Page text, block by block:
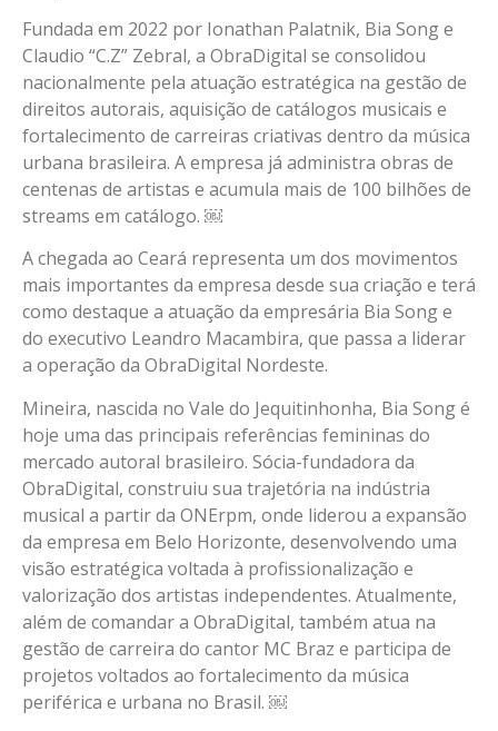
Fundada em 2022 por Ionathan Palatnik, Bia Song e
Claudio “C.Z” Zebral, a ObraDigital se consolidou
nacionalmente pela atuação estratégica na gestão de
direitos autorais, aquisição de catálogos musicais e
fortalecimento de carreiras criativas dentro da música
urbana brasileira. A empresa já administra obras de
centenas de artistas e acumula mais de 100 bilhões de
streams em catálogo. ￼
A chegada ao Ceará representa um dos movimentos
mais importantes da empresa desde sua criação e terá
como destaque a atuação da empresária Bia Song e
do executivo Leandro Macambira, que passa a liderar
a operação da ObraDigital Nordeste.
Mineira, nascida no Vale do Jequitinhonha, Bia Song é
hoje uma das principais referências femininas do
mercado autoral brasileiro. Sócia-fundadora da
ObraDigital, construiu sua trajetória na indústria
musical a partir da ONErpm, onde liderou a expansão
da empresa em Belo Horizonte, desenvolvendo uma
visão estratégica voltada à profissionalização e
valorização dos artistas independentes. Atualmente,
além de comandar a ObraDigital, também atua na
gestão de carreira do cantor MC Braz e participa de
projetos voltados ao fortalecimento da música
periférica e urbana no Brasil. ￼